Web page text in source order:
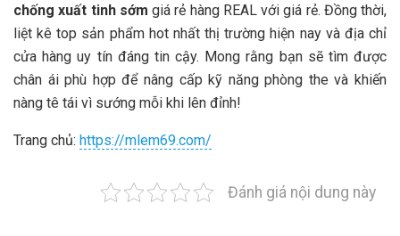
chống xuất tinh sớm giá rẻ hàng REAL với giá rẻ. Đồng thời,
liệt kê top sản phẩm hot nhất thị trường hiện nay và địa chỉ
cửa hàng uy tín đáng tin cậy. Mong rằng bạn sẽ tìm được
chân ái phù hợp để nâng cấp kỹ năng phòng the và khiến
nàng tê tái vì sướng mỗi khi lên đỉnh!
Trang chủ: https://mlem69.com/
Đánh giá nội dung này